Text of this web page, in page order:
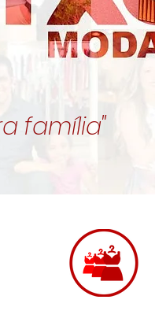
família"